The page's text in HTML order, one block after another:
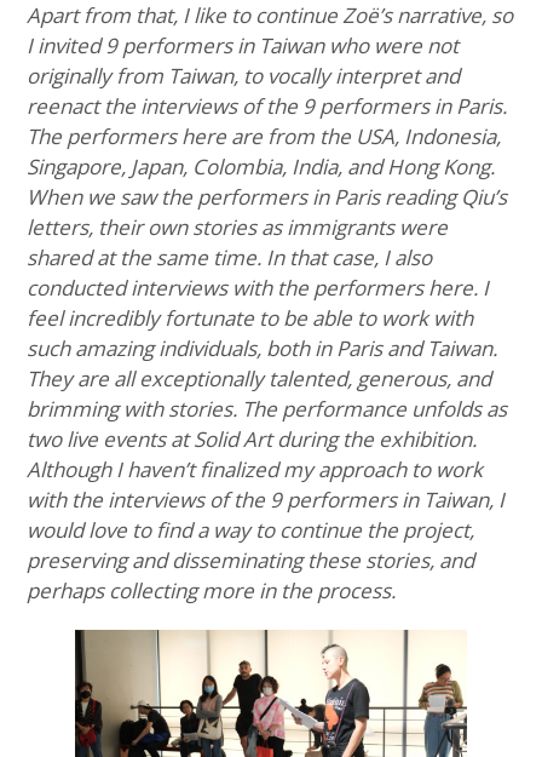
Apart from that, I like to continue Zoë’s narrative, so
I invited 9 performers in Taiwan who were not
originally from Taiwan, to vocally interpret and
reenact the interviews of the 9 performers in Paris.
The performers here are from the USA, Indonesia,
Singapore, Japan, Colombia, India, and Hong Kong.
When we saw the performers in Paris reading Qiu’s
letters, their own stories as immigrants were
shared at the same time. In that case, I also
conducted interviews with the performers here. I
feel incredibly fortunate to be able to work with
such amazing individuals, both in Paris and Taiwan.
They are all exceptionally talented, generous, and
brimming with stories. The performance unfolds as
two live events at Solid Art during the exhibition.
Although I haven’t finalized my approach to work
with the interviews of the 9 performers in Taiwan, I
would love to find a way to continue the project,
preserving and disseminating these stories, and
perhaps collecting more in the process.